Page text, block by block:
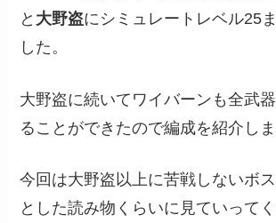
と 大野盗にシミュレートレベル25
した。
大野盗に続いてワイバーンも全武
ることができたので編成を紹介しま
今回は大野盗以上に苦戦しないボ
とした読み物くらいに見ていってく